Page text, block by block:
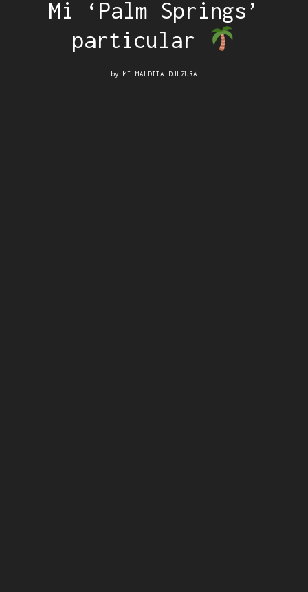
Mi ‘Palm Springs’
particular
by MI MALDITA DULZURA